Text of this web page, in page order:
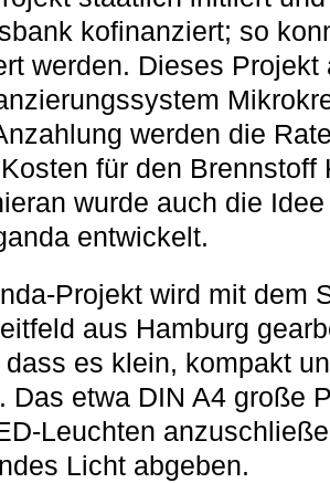
kofinanziert; so
werden. Dieses
werden die
für den Brennstoff
wurde auch die
entwickelt.
Projekt wird mit dem
aus Hamburg
es klein, kompakt
Das etwa DIN A4 große
Leuchten
Licht abgeben.